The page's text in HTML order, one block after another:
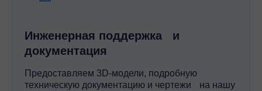
Инженерная поддержка и
документация
Предоставляем 3D-модели, подробную
техническую документацию и чертежи на нашу